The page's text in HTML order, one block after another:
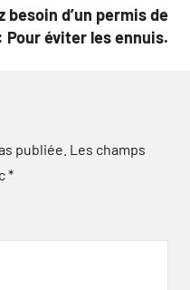
besoin d’un permis de
éviter les ennuis.
publiée. Les champs
*